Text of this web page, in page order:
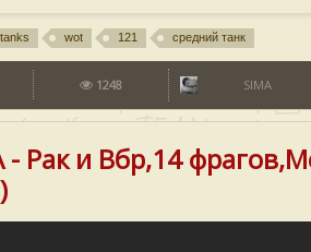
wot 121 средний танк
1248 SIMA
- Рак и Вбр,14